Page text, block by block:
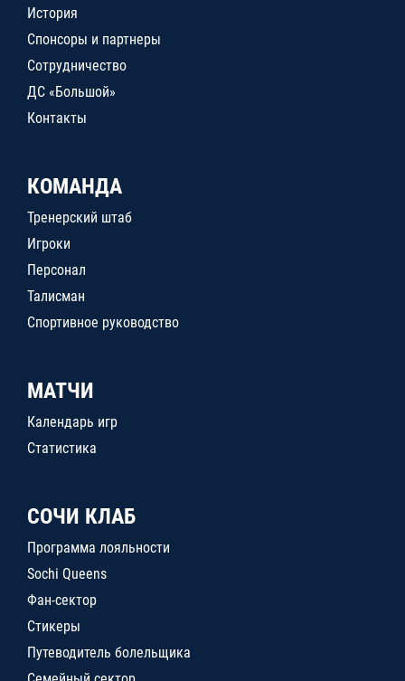
История
Спонсоры и партнеры
Сотрудничество
ДС «Большой»
Контакты
КОМАНДА
Тренерский штаб
Игроки
Персонал
Талисман
Спортивное руководство
МАТЧИ
Календарь игр
Статистика
СОЧИ КЛАБ
Программа лояльности
Sochi Queens
Фан-сектор
Стикеры
Путеводитель болельщика